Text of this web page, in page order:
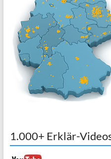
1.000+ Erklär-